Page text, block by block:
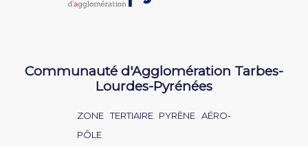
Communauté d'Agglomération Tarbes-
Lourdes-Pyrénées
ZONE TERTIAIRE PYRÈNE AÉRO-
PÔLE